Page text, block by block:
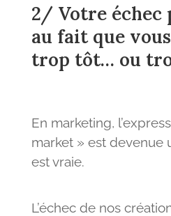
2/ Votre échec
au fait que
trop tôt… ou
En marketing,
market » est devenue
est vraie.
L’échec de nos